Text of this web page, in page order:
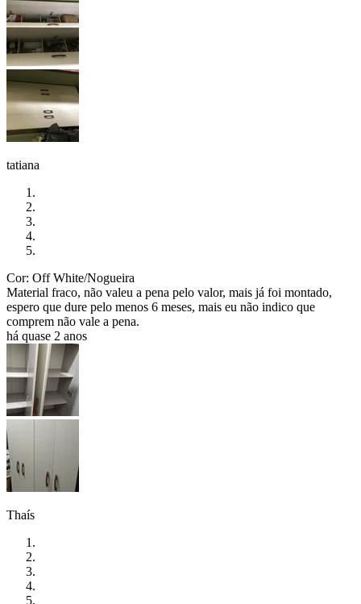
tatiana
Cor: Off White/Nogueira
Material fraco, não valeu a pena pelo valor, mais já foi montado,
espero que dure pelo menos 6 meses, mais eu não indico que
comprem não vale a pena.
há quase 2 anos
Thaís